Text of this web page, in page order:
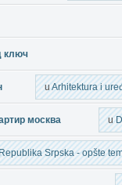
ключ
uArhitektura i
москва u
Srpska - opšte